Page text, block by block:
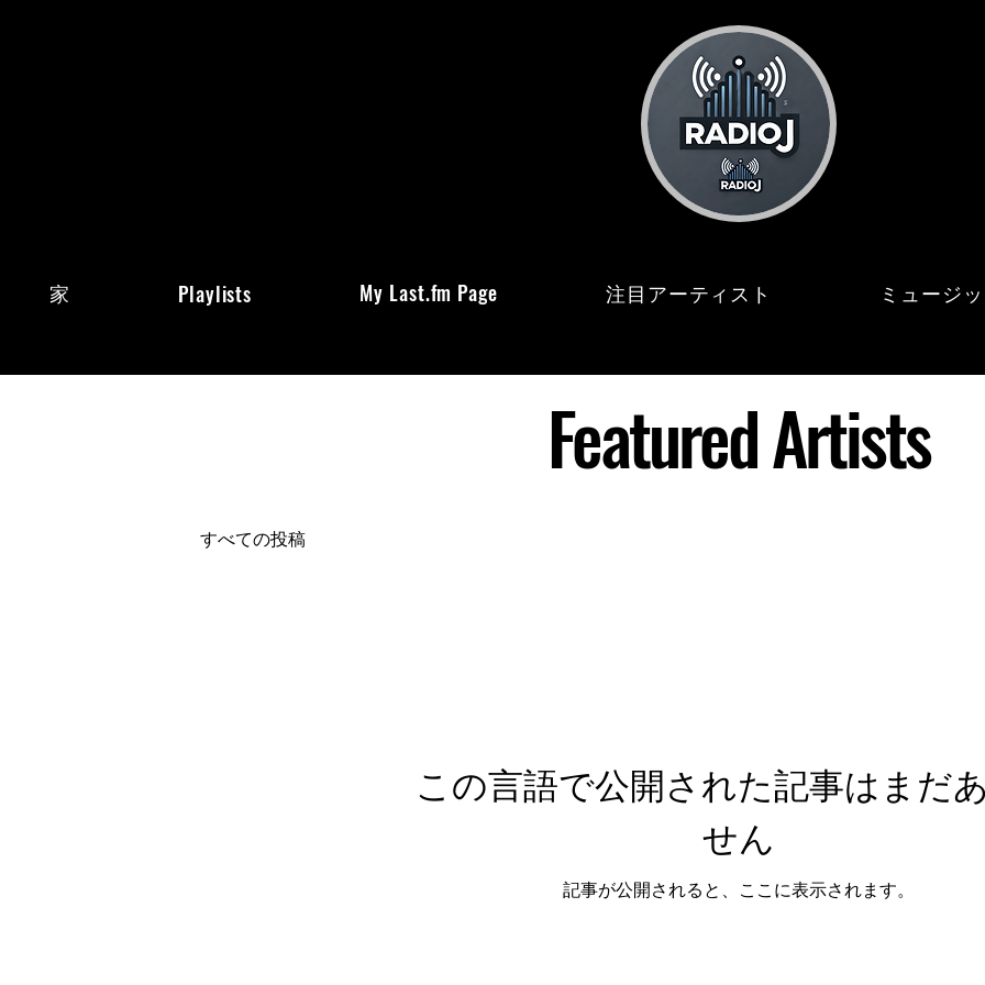
家 Playlists My Last.fm Page 注目アーティスト ミュージ
Featured Artists
すべての投稿
この言語で公開された記事はまだ
せん
記事が公開されると、ここに表示されます。